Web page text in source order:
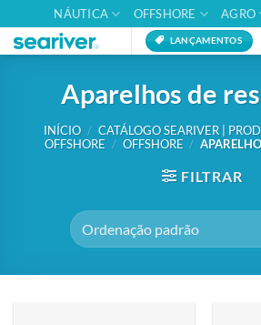
to
content
NÁUTICA OFFSHORE AGRO
LANÇAMENTOS
Aparelhos de
INÍCIO / CATÁLOGO SEARIVER |
OFFSHORE / OFFSHORE /
FILTRAR